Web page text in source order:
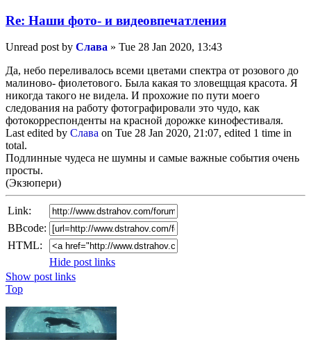
Re: Наши фото- и видеовпечатления
Unread post by Слава » Tue 28 Jan 2020, 13:43
Да, небо переливалось всеми цветами спектра от розового до
малиново- фиолетового. Была какая то зловещщая красота. Я
никогда такого не видела. И прохожие по пути моего
следования на работу фотографировали это чудо, как
фотокорреспонденты на красной дорожке кинофестиваля.
Last edited by Слава on Tue 28 Jan 2020, 21:07, edited 1 time in
total.
Подлинные чудеса не шумны и самые важные события очень
просты.
(Экзюпери)
Link:
BBcode:
HTML:
Hide post links
Show post links
Top